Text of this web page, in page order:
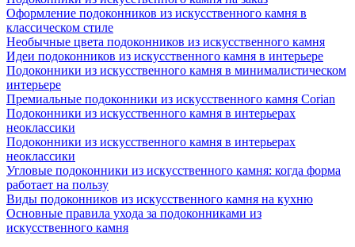
Оформление подоконников из искусственного камня в
классическом стиле
Необычные цвета подоконников из искусственного камня
Идеи подоконников из искусственного камня в интерьере
Подоконники из искусственного камня в минималистическом
интерьере
Премиальные подоконники из искусственного камня Corian
Подоконники из искусственного камня в интерьерах
неоклассики
Подоконники из искусственного камня в интерьерах
неоклассики
Угловые подоконники из искусственного камня: когда форма
работает на пользу
Виды подоконников из искусственного камня на кухню
Основные правила ухода за подоконниками из
искусственного камня